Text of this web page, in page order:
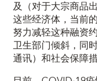
及（对于大宗商品
这些经济体，当前
努力减轻这种融资
卫生部门倾斜，同
通讯）和社会保障措